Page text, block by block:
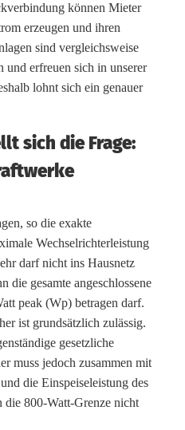
können Mieter
erzeugen und ihren
sind vergleichsweise
und erfreuen sich in unserer
lohnt sich ein genauer
sich die Frage:
so die exakte
Wechselrichterleistung
darf nicht ins Hausnetz
die gesamte angeschlossene
peak (Wp) betragen darf.
ist grundsätzlich zulässig.
gesetzliche
muss jedoch zusammen mit
die Einspeiseleistung des
die 800-Watt-Grenze nicht